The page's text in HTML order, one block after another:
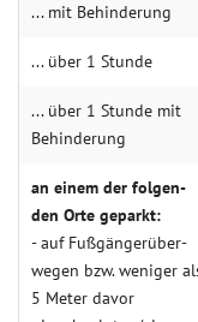
... mit Behin­derung
... über 1 Stunde
... über 1 Stunde mit
Behin­­derung
an einem der folgen­­
den Orte geparkt:
- auf Fuß­gän­­ger­über­­
wegen bzw. weniger
5 Meter davor